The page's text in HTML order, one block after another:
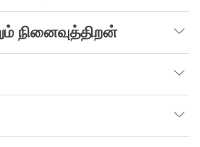
நினைவுத்திறன்